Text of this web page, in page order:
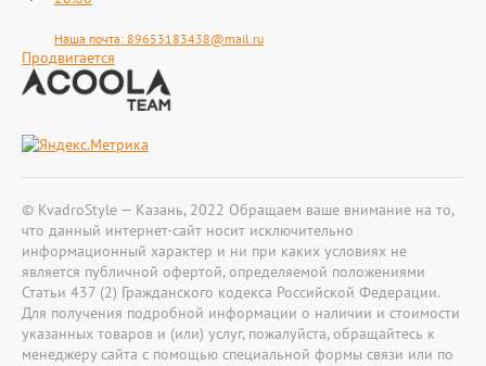
Наша почта: 89653183438@mail.ru
Продвигается
© KvadroStyle — Казань, 2022 Обращаем ваше внимание на то,
что данный интернет-сайт носит исключительно
информационный характер и ни при каких условиях не
является публичной офертой, определяемой положениями
Статьи 437 (2) Гражданского кодекса Российской Федерации.
Для получения подробной информации о наличии и стоимости
указанных товаров и (или) услуг, пожалуйста, обращайтесь к
менеджеру сайта с помощью специальной формы связи или по